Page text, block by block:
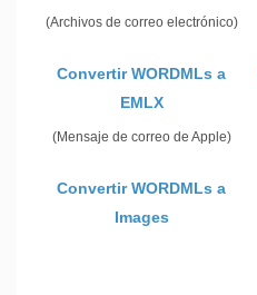
(Archivos de correo electrónico)
Convertir WORDMLs a
EMLX
(Mensaje de correo de Apple)
Convertir WORDMLs a
Images